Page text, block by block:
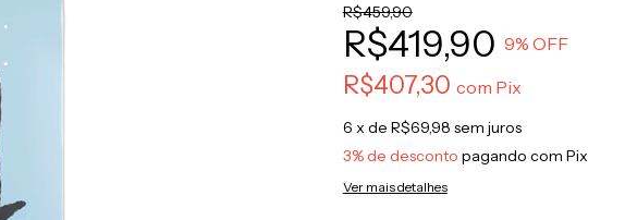
R$459,90
R$419,90 9% OFF
R$407,30 com Pix
6 x de R$69,98 sem juros
3% de desconto pagando com Pix
Ver mais detalhes